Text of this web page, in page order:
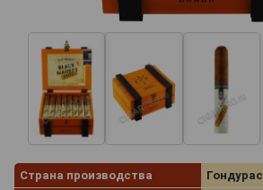
Страна производства
Гондурас